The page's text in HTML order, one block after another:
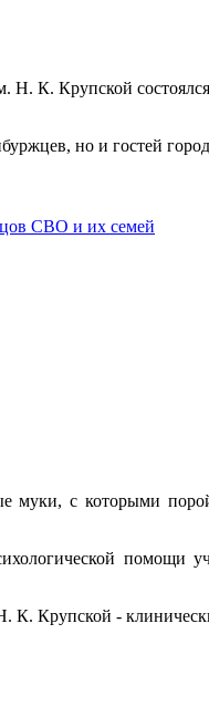
Н. К. Крупской
но и гостей
СВО и их семей
муки, с которыми
помощи
К. Крупской -